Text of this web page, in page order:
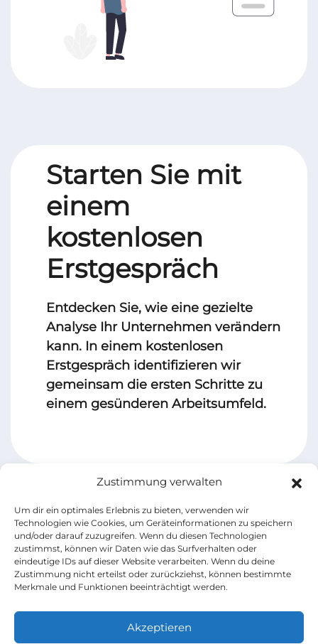
Zustimmung verwalten
Um dir ein optimales Erlebnis zu bieten, verwenden wir
Technologien wie Cookies, um Geräteinformationen zu speichern
und/oder darauf zuzugreifen. Wenn du diesen Technologien
zustimmst, können wir Daten wie das Surfverhalten oder
eindeutige IDs auf dieser Website verarbeiten. Wenn du deine
Zustimmung nicht erteilst oder zurückziehst, können bestimmte
Merkmale und Funktionen beeinträchtigt werden.
Akzeptieren
Starten Sie mit
einem
kostenlosen
Erstgespräch
Entdecken Sie, wie eine gezielte
Analyse Ihr Unternehmen verändern
kann. In einem kostenlosen
Erstgespräch identifizieren wir
gemeinsam die ersten Schritte zu
einem gesünderen Arbeitsumfeld.
Heavo
Blog
+49 (0) 176 - 43808616
kontakt@heavo.de